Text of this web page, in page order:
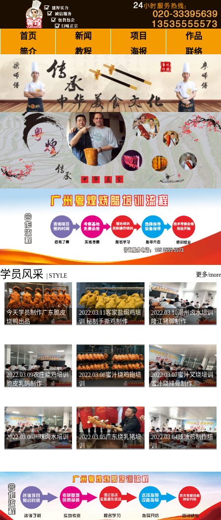
首页 新闻 项目
作品
简介
教程 海报 联络
学员风采 STYLE 更多/more
今天学员制作广东脆皮
烧鸭出品
2022.03.11客家盐焗鸡培
训 秘制手撕鸡制作
2022.03.10潮州卤水培训
隆江猪脚制作
2022.03.09农庄烧鸡培训
脆皮乳鸽制作
2022.03.08蜜汁烧鸡翅培
训
2022.03.07蜜汁叉烧培训
蜜汁烧排骨制作
2022.03.06川味卤水培训
2022.03.05广东烧乳猪培
训
2022.03.04豉油鸡制作培
训